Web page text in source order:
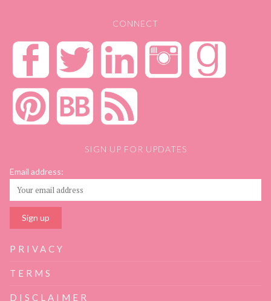
CONNECT
SIGN UP FOR UPDATES
Email address:
PRIVACY
TERMS
DISCLAIMER